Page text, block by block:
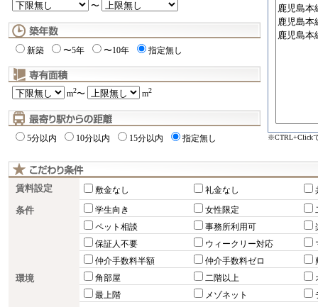
〜
新築 〜5年 〜10年 指定無し
m2〜 m2
5分以内 10分以内 15分以内 指定無し ※CTRL+Click
賃料設定 敷金なし 礼金なし
条件 学生向き 女性限定
ペット相談
事務所利用可
保証人不要
ウィークリー対応
仲介手数料半額
仲介手数料ゼロ
環境 角部屋 二階以上
最上階
メゾネット